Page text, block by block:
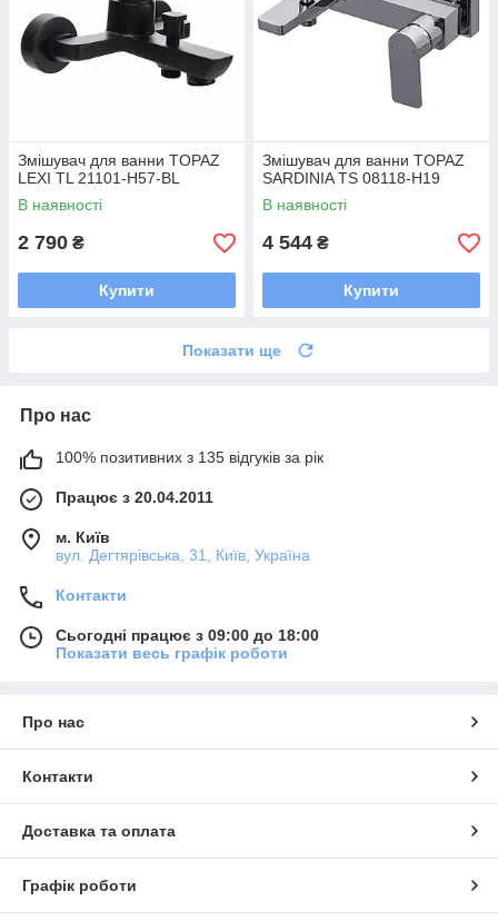
Змішувач для ванни TOPAZ
LEXI TL 21101-H57-BL
В наявності
2 790 ₴
Купити
Змішувач для ванни TOPAZ
SARDINIA TS 08118-H19
В наявності
4 544 ₴
Купити
Показати ще
Про нас
100% позитивних з 135 відгуків за рік
Працює з 20.04.2011
м. Київ
вул. Дегтярівська, 31, Київ, Україна
Контакти
Сьогодні працює з 09:00 до 18:00
Показати весь графік роботи
Про нас
Контакти
Доставка та оплата
Графік роботи